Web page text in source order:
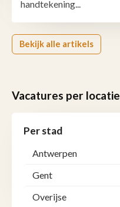
handtekening...
Bekijk alle artikels
Vacatures per locatie
Per stad
Antwerpen
Gent
Overijse